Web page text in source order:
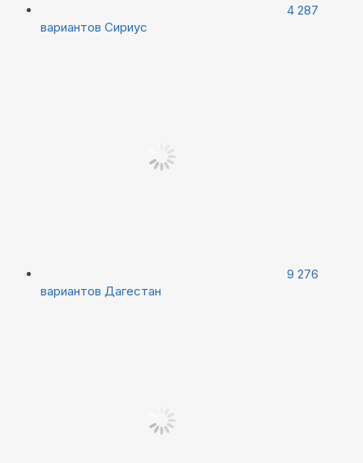
4 287
вариантов Сириус
9 276
вариантов Дагестан